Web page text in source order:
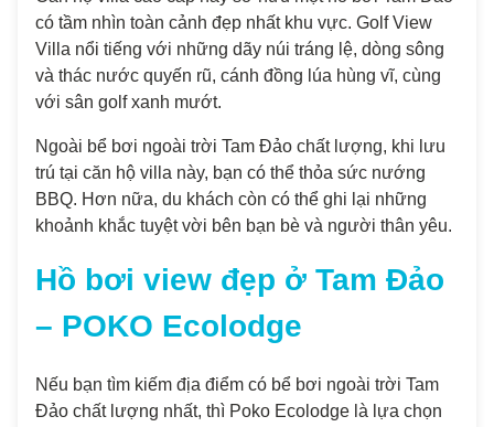
có tầm nhìn toàn cảnh đẹp nhất khu vực. Golf View
Villa nổi tiếng với những dãy núi tráng lệ, dòng sông
và thác nước quyến rũ, cánh đồng lúa hùng vĩ, cùng
với sân golf xanh mướt.
Ngoài bể bơi ngoài trời Tam Đảo chất lượng, khi lưu
trú tại căn hộ villa này, bạn có thể thỏa sức nướng
BBQ. Hơn nữa, du khách còn có thể ghi lại những
khoảnh khắc tuyệt vời bên bạn bè và người thân yêu.
Hồ bơi view đẹp ở Tam Đảo
– POKO Ecolodge
Nếu bạn tìm kiếm địa điểm có bể bơi ngoài trời Tam
Đảo chất lượng nhất, thì Poko Ecolodge là lựa chọn